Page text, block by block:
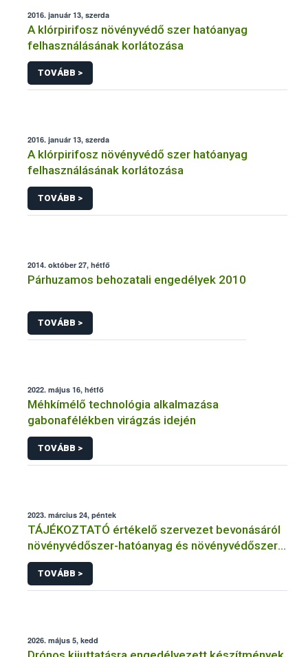
2016. január 13, szerda
A klórpirifosz növényvédő szer hatóanyag
felhasználásának korlátozása
TOVÁBB >
2016. január 13, szerda
A klórpirifosz növényvédő szer hatóanyag
felhasználásának korlátozása
TOVÁBB >
2014. október 27, hétfő
Párhuzamos behozatali engedélyek 2010
TOVÁBB >
2022. május 16, hétfő
Méhkímélő technológia alkalmazása
gabonafélékben virágzás idején
TOVÁBB >
2023. március 24, péntek
TÁJÉKOZTATÓ értékelő szervezet bevonásáról
növényvédőszer-hatóanyag és növényvédőszer
engedélyezésére, továbbá a meglévő engedély
meghosszabbítására vagy módosítására irányuló
eljárásba
TOVÁBB >
2026. május 5, kedd